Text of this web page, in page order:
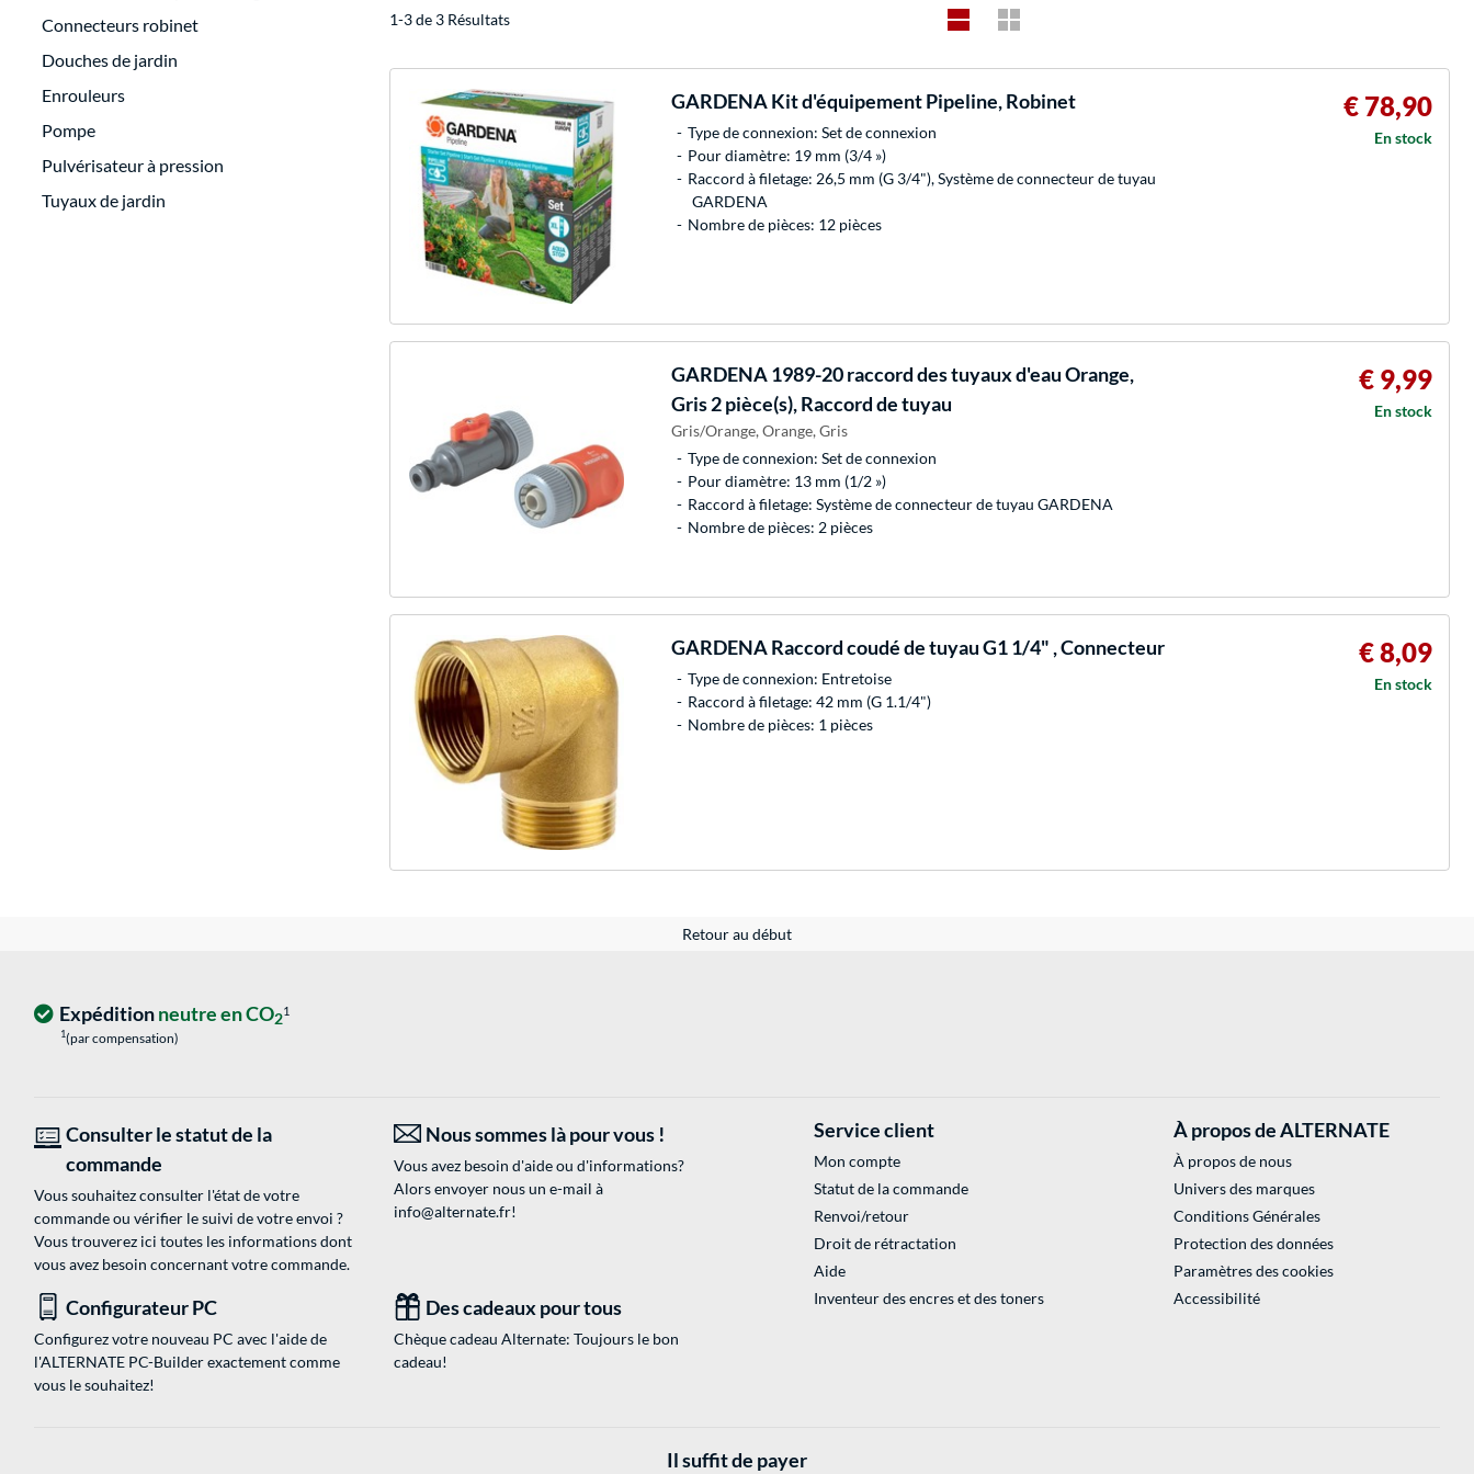
Connecteurs robinet
Douches de jardin
Enrouleurs
Pompe
Pulvérisateur à pression
Tuyaux de jardin
1-3 de 3 Résultats
GARDENAKit d'équipement Pipeline, Robinet
Type de connexion: Set de connexion
Pour diamètre: 19 mm (3/4 »)
Raccord à filetage: 26,5 mm (G 3/4"), Système de connecteur de tuyau
GARDENA
Nombre de pièces: 12 pièces
€ 78,90
En stock
GARDENA1989-20 raccord des tuyaux d'eau Orange,
Gris 2 pièce(s), Raccord de tuyau
Gris/Orange, Orange, Gris
Type de connexion: Set de connexion
Pour diamètre: 13 mm (1/2 »)
Raccord à filetage: Système de connecteur de tuyau GARDENA
Nombre de pièces: 2 pièces
€ 9,99
En stock
GARDENARaccord coudé de tuyau G1 1/4" , Connecteur
Type de connexion: Entretoise
Raccord à filetage: 42 mm (G 1.1/4")
Nombre de pièces: 1 pièces
€ 8,09
En stock
Retour au début
Expéditionneutre en CO21
1(par compensation)
Consulter le statut de la
commande
Vous souhaitez consulter l'état de votre
commande ou vérifier le suivi de votre envoi ?
Vous trouverez ici toutes les informations dont
vous avez besoin concernant votre commande.
Nous sommes là pour vous !
Vous avez besoin d'aide ou d'informations?
Alors envoyer nous un e-mail à
info@alternate.fr!
Configurateur PC
Configurez votre nouveau PC avec l'aide de
l'ALTERNATE PC-Builder exactement comme
vous le souhaitez!
Des cadeaux pour tous
Chèque cadeau Alternate: Toujours le bon
cadeau!
Service client
Mon compte
Statut de la commande
Renvoi/retour
Droit de rétractation
Aide
Inventeur des encres et des toners
À propos de ALTERNATE
À propos de nous
Univers des marques
Conditions Générales
Protection des données
Paramètres des cookies
Accessibilité
Il suffit de payer